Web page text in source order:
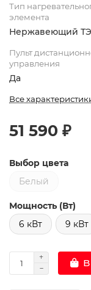
Тип
элемента
Нержавеющий
Пульт
управления
Да
Все
51 590 ₽
Выбор цвета
Белый
Мощность (Вт)
6 кВт
9 кВт